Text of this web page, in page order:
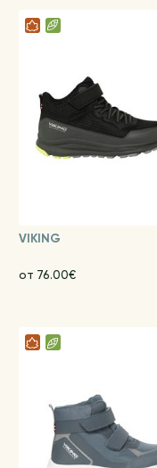
VIKING
от 76.00€